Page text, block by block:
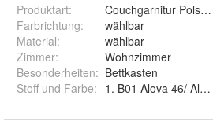
Produktart:
Couchgarnitur
Farbrichtung:
wählbar
Material:
wählbar
Zimmer:
Wohnzimmer
Besonderheiten: Bettkasten
Stoff und Farbe: 1. B01 Alova 46/